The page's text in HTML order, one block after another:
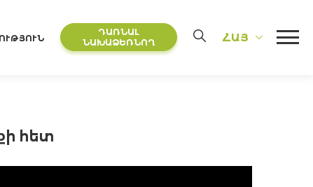
ԴԱՌՆԱԼ
ՆԱԽԱՁԵՌՆՈՂ
ՀԱՅ
հետ